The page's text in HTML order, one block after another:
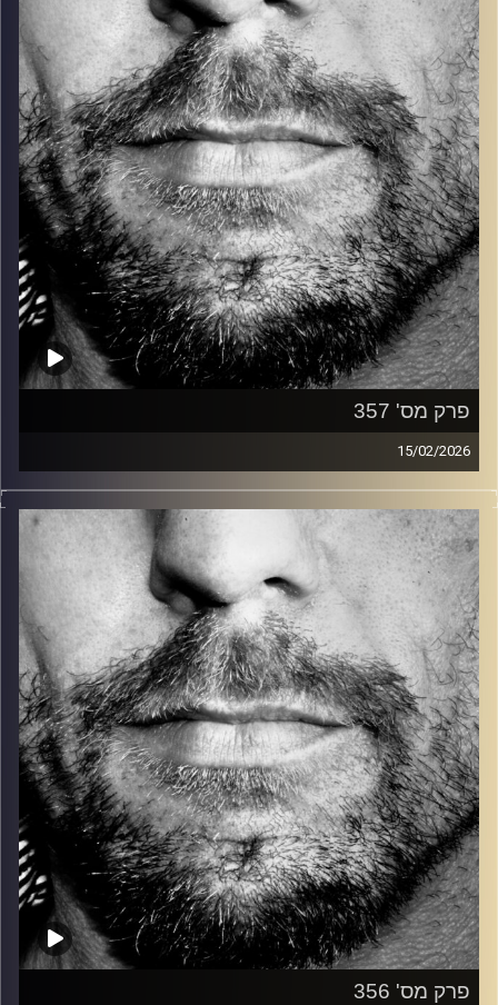
קרדיט תמונות: David Goehring
פרק מס' 357
15/02/2026
זיפים, מוזיקה מחוספסת של הופעות חיות. הרבה ג'אם, רוק,
בלוז, bluegrass, ג'אז, Fאנק, פרוגרסיב ואפילו אלקטרוניקה.
כל מה שחי, אמיתי ונושם.
עם שמוליק רגב.
קרדיט תמונות: David Goehring
פרק מס' 356